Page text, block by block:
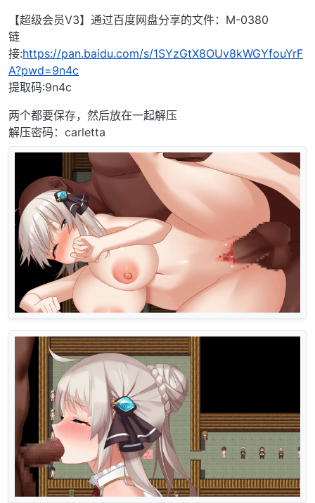
【超级会员V3】通过百度网盘分享的文件：M-0380
链
接:https://pan.baidu.com/s/1SYzGtX8OUv8kWGYfouYrF
A?pwd=9n4c
提取码:9n4c
两个都要保存，然后放在一起解压
解压密码：carletta